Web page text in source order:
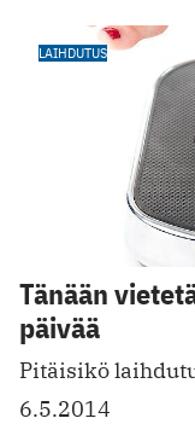
LAIHDUTUS
Tänään
päivää
Pitäisikö
6.5.2014